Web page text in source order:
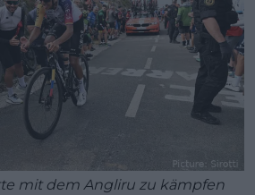
mit dem Angliru zu kämpfen